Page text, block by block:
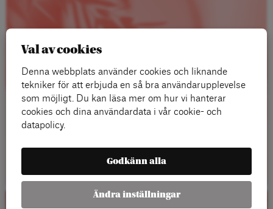
Val av cookies
Denna webbplats använder cookies och liknande
tekniker för att erbjuda en så bra användarupplevelse
som möjligt. Du kan läsa mer om hur vi hanterar
cookies och dina användardata i vår cookie- och
datapolicy.
Godkänn alla
Ändra inställningar